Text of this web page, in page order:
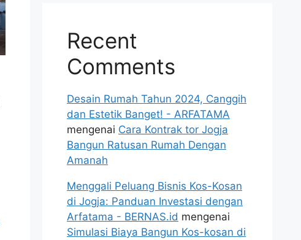
Recent
Comments
Desain Rumah Tahun 2024, Canggih
dan Estetik Banget! - ARFATAMA
mengenai Cara Kontrak tor Jogja
Bangun Ratusan Rumah Dengan
Amanah
Menggali Peluang Bisnis Kos-Kosan
di Jogja: Panduan Investasi dengan
Arfatama - BERNAS.id mengenai
Simulasi Biaya Bangun Kos-kosan di